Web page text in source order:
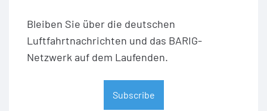
Bleiben Sie über die deutschen
Luftfahrtnachrichten und das BARIG-
Netzwerk auf dem Laufenden.
Subscribe